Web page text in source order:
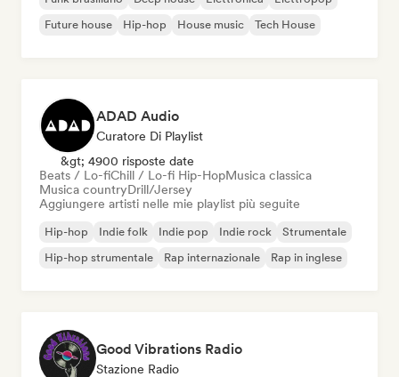
Future house
Hip-hop House music Tech House
ADAD Audio
Curatore Di Playlist
&gt; 4900 risposte date
Beats / Lo-fiChill / Lo-fi Hip-HopMusica classica
Musica countryDrill/Jersey
Aggiungere artisti nelle mie playlist più seguite
Hip-hop Indie folk Indie pop Indie rock
Strumentale
Hip-hop strumentale
Rap internazionale Rap in inglese
Good Vibrations Radio
Stazione Radio